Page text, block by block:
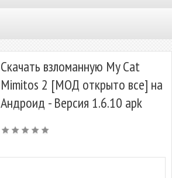
Скачать взломанную My Cat
Mimitos 2 [МОД открыто все] на
Андроид - Версия 1.6.10 apk